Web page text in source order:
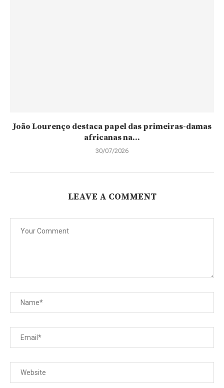
João Lourenço destaca papel das primeiras-damas
africanas na...
30/07/2026
LEAVE A COMMENT